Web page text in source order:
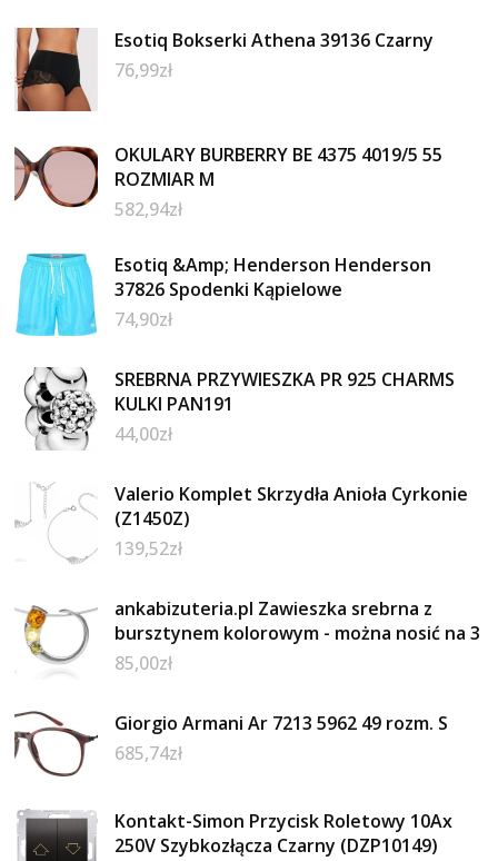
Esotiq Bokserki Athena 39136 Czarny
76,99zł
OKULARY BURBERRY BE 4375 4019/5 55
ROZMIAR M
582,94zł
Esotiq &Amp; Henderson Henderson
37826 Spodenki Kąpielowe
74,90zł
SREBRNA PRZYWIESZKA PR 925 CHARMS
KULKI PAN191
44,00zł
Valerio Komplet Skrzydła Anioła Cyrkonie
(Z1450Z)
139,52zł
ankabizuteria.pl Zawieszka srebrna z
bursztynem kolorowym - można nosić na 3
85,00zł
Giorgio Armani Ar 7213 5962 49 rozm. S
685,74zł
Kontakt-Simon Przycisk Roletowy 10Ax
250V Szybkozłącza Czarny (DZP10149)